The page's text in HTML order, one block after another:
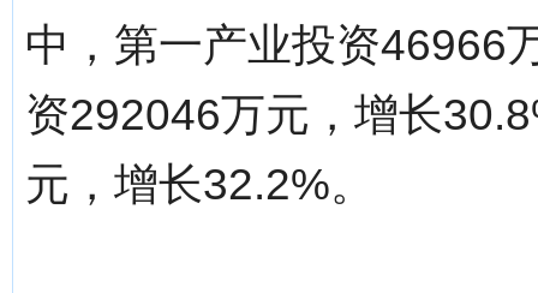
中，第一产业投资46966
资292046万元，增长
元，增长32.2%。